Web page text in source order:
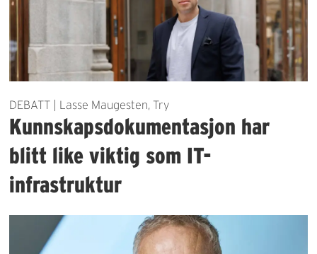
DEBATT | Lasse Maugesten, Try
Kunnskapsdokumentasjon har
blitt like viktig som IT-
infrastruktur